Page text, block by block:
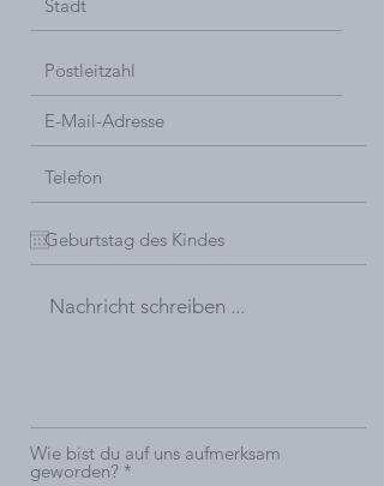
Wie bist du auf uns aufmerksam
geworden?